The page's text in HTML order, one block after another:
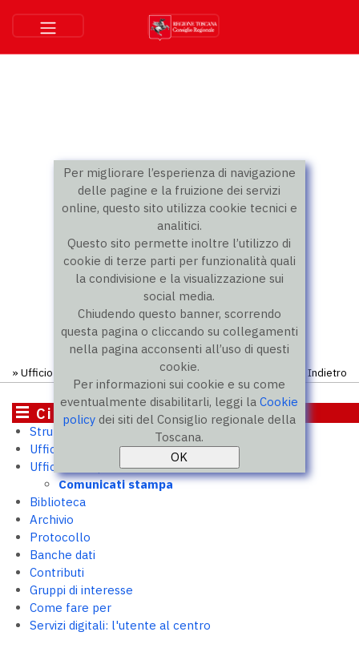
Per migliorare l’esperienza di navigazione
delle pagine e la fruizione dei servizi
online, questo sito utilizza cookie tecnici e
analitici.
Questo sito permette inoltre l’utilizzo di
cookie di terze parti per funzionalità quali
la condivisione e la visualizzazione sui
social media.
Chiudendo questo banner, scorrendo
questa pagina o cliccando su collegamenti
nella pagina acconsenti all’uso di questi
cookie.
Per informazioni sui cookie e su come
eventualmente disabilitarli, leggi laCookie
policy dei siti del Consiglio regionale della
Toscana.
» Ufficio stampa » Comunicato Indietro
Cittadini
Struttura e uffici
Ufficio relazioni con il pubblico
Ufficio stampa
Comunicati stampa
Biblioteca
Archivio
Protocollo
Banche dati
Contributi
Gruppi di interesse
Come fare per
Servizi digitali: l'utente al centro